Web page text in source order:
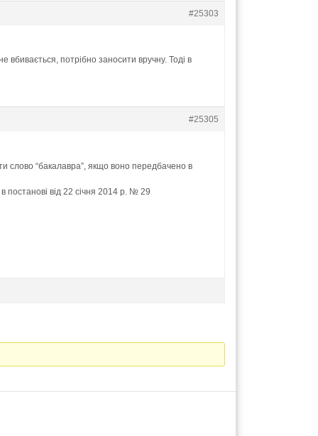
#25303
вбивається, потрібно заносити вручну. Тоді в
#25305
слово “бакалавра”, якщо воно передбачено в
постанові від 22 січня 2014 р. № 29